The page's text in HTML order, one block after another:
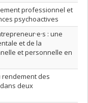
professionnel et
psychoactives
: une
et de la
et personnelle en
rendement des
deux